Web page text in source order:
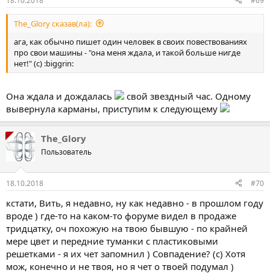
The_Glory сказав(ла):
ага, как обычно пишет один человек в своих повествованиях
про свои машины - "она меня ждала, и такой больше нигде
нет!" (с) :biggrin:
Она ждала и дождалась
свой звездный час. Одному
вывернула карманы, приступим к следующему
The_Glory
Пользователь
18.10.2018 #70
кстати, Вить, я недавно, ну как недавно - в прошлом году
вроде ) где-то на каком-то форуме видел в продаже
тридцатку, оч похожую на твою бывшую - по крайней
мере цвет и передние туманки с пластиковыми
решетками - я их чет запомнил ) Совпадение? (с) Хотя
мож, конечно и не твоя, но я чет о твоей подумал )